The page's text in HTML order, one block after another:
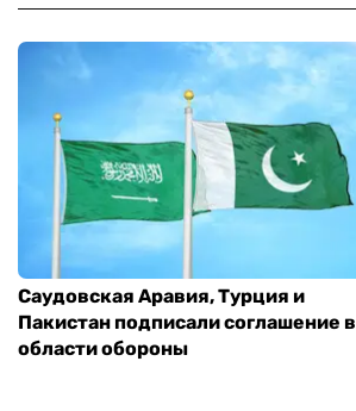
Саудовская Аравия, Турция и
Пакистан подписали соглашение в
области обороны